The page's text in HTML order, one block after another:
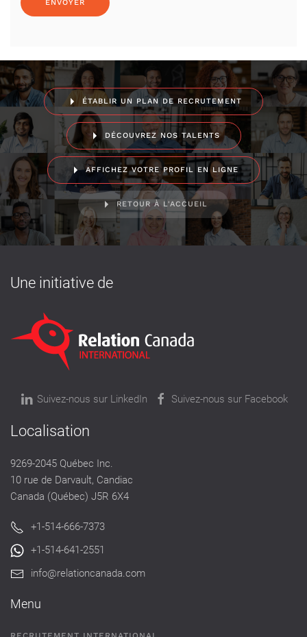
ÉTABLIR UN PLAN DE RECRUTEMENT
DÉCOUVREZ NOS TALENTS
AFFICHEZ VOTRE PROFIL EN LIGNE
RETOUR À L'ACCUEIL
Une initiative de
Suivez-nous sur LinkedIn Suivez-nous sur Facebook
Localisation
9269-2045 Québec Inc.
10 rue de Darvault, Candiac
Canada (Québec) J5R 6X4
+1-514-666-7373
+1-514-641-2551
info@relationcanada.com
Menu